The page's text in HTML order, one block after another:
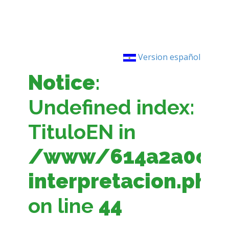
Version español
Notice:
Undefined index:
TituloEN in
/www/
interpretacion.php
on line 44